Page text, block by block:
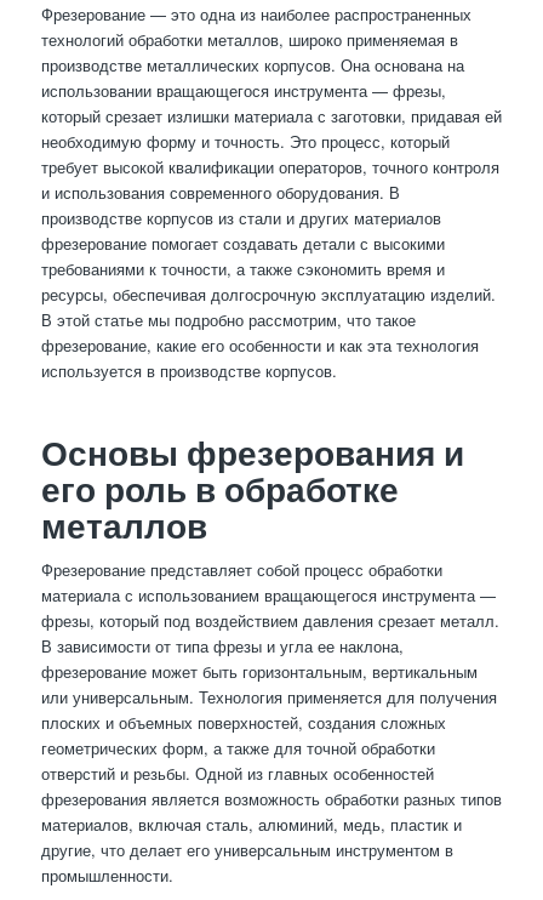
Фрезерование — это одна из наиболее распространенных
технологий обработки металлов, широко применяемая в
производстве металлических корпусов. Она основана на
использовании вращающегося инструмента — фрезы,
который срезает излишки материала с заготовки, придавая ей
необходимую форму и точность. Это процесс, который
требует высокой квалификации операторов, точного контроля
и использования современного оборудования. В
производстве корпусов из стали и других материалов
фрезерование помогает создавать детали с высокими
требованиями к точности, а также сэкономить время и
ресурсы, обеспечивая долгосрочную эксплуатацию изделий.
В этой статье мы подробно рассмотрим, что такое
фрезерование, какие его особенности и как эта технология
используется в производстве корпусов.
Основы фрезерования и
его роль в обработке
металлов
Фрезерование представляет собой процесс обработки
материала с использованием вращающегося инструмента —
фрезы, который под воздействием давления срезает металл.
В зависимости от типа фрезы и угла ее наклона,
фрезерование может быть горизонтальным, вертикальным
или универсальным. Технология применяется для получения
плоских и объемных поверхностей, создания сложных
геометрических форм, а также для точной обработки
отверстий и резьбы. Одной из главных особенностей
фрезерования является возможность обработки разных типов
материалов, включая сталь, алюминий, медь, пластик и
другие, что делает его универсальным инструментом в
промышленности.